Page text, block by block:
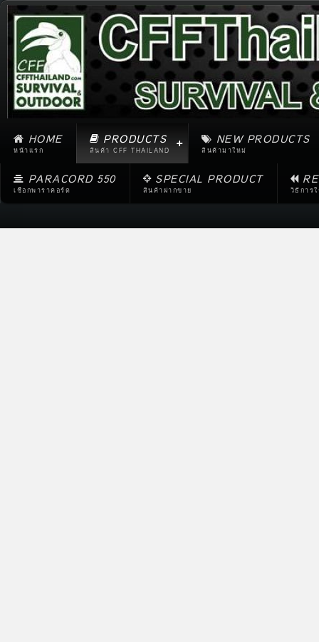
HOME
หน้าแรก
PRODUCTS
สินค้า CFF THAILAND
NEW PRODUCTS
สินค้ามาใหม่
PARACORD 550
เชือกพาราคอร์ด
SPECIAL PRODUCT
สินค้าฝากขาย วิธีการ